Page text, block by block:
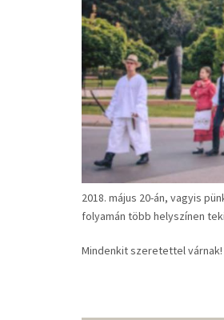
2018. május 20-án, vagyis
folyamán több helyszínen
Mindenkit szeretettel várnak!